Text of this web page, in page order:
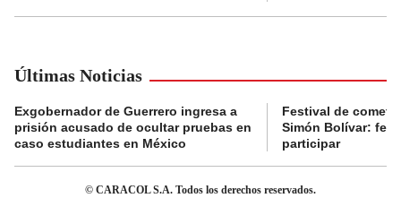
Últimas Noticias
Exgobernador de Guerrero ingresa a
prisión acusado de ocultar pruebas en
caso estudiantes en México
Festival de
Simón Bolívar:
participar
© CARACOL S.A. Todos los derechos reservados.